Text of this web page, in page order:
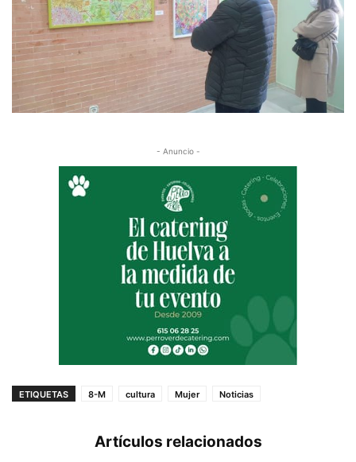
- Anuncio -
ETIQUETAS 8-M cultura Mujer Noticias
Artículos relacionados